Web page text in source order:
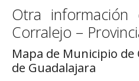
Otra
Corralejo –
Mapa de Municipio de
de Guadalajara